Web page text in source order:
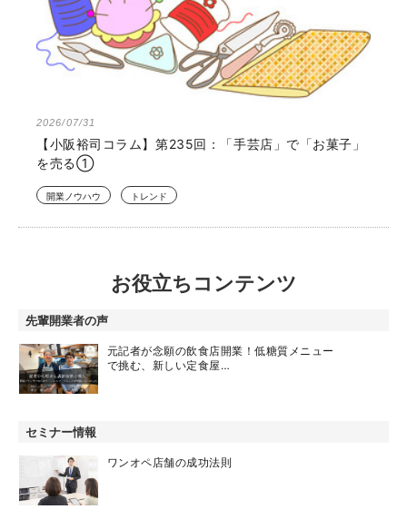
2026/07/31
【小阪裕司コラム】第235回：「手芸店」で「お菓子」
を売る①
開業ノウハウ トレンド
お役立ちコンテンツ
先輩開業者の声
元記者が念願の飲食店開業！低糖質メニュー
で挑む、新しい定食屋…
セミナー情報
ワンオペ店舗の成功法則